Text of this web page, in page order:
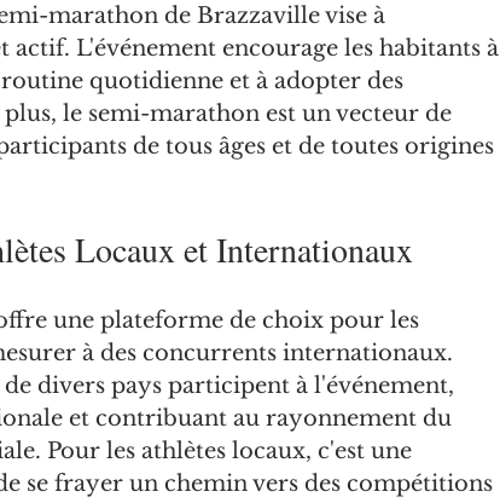
marathon de Brazzaville vise à
L'événement encourage les habitants à
quotidienne et à adopter des
le semi-marathon est un vecteur de
de tous âges et de toutes origines
Locaux et Internationaux
une plateforme de choix pour les
à des concurrents internationaux.
divers pays participent à l'événement,
et contribuant au rayonnement du
Pour les athlètes locaux, c'est une
se frayer un chemin vers des compétitions